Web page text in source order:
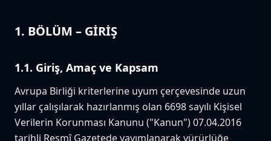
1. BÖLÜM – GİRİŞ
1.1. Giriş, Amaç ve Kapsam
Avrupa Birliği kriterlerine uyum çerçevesinde uzun
yıllar çalışılarak hazırlanmış olan 6698 sayılı Kişisel
Verilerin Korunması Kanunu ("Kanun") 07.04.2016
tarihli Resmî Gazetede yayımlanarak yürürlüğe